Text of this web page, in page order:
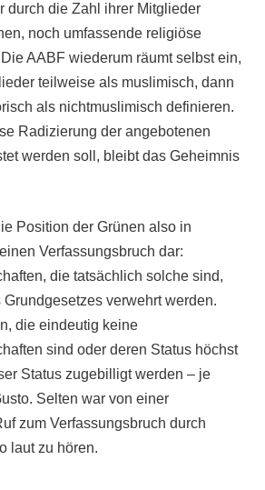
durch die Zahl ihrer Mitglieder
noch umfassende religiöse
AABF wiederum räumt selbst ein,
teilweise als muslimisch, dann
als nichtmuslimisch definieren.
Radizierung der angebotenen
werden soll, bleibt das Geheimnis
Position der Grünen also in
Verfassungsbruch dar:
die tatsächlich solche sind,
verwehrt werden.
die eindeutig keine
sind oder deren Status höchst
Status zugebilligt werden – je
Selten war von einer
zum Verfassungsbruch durch
laut zu hören.